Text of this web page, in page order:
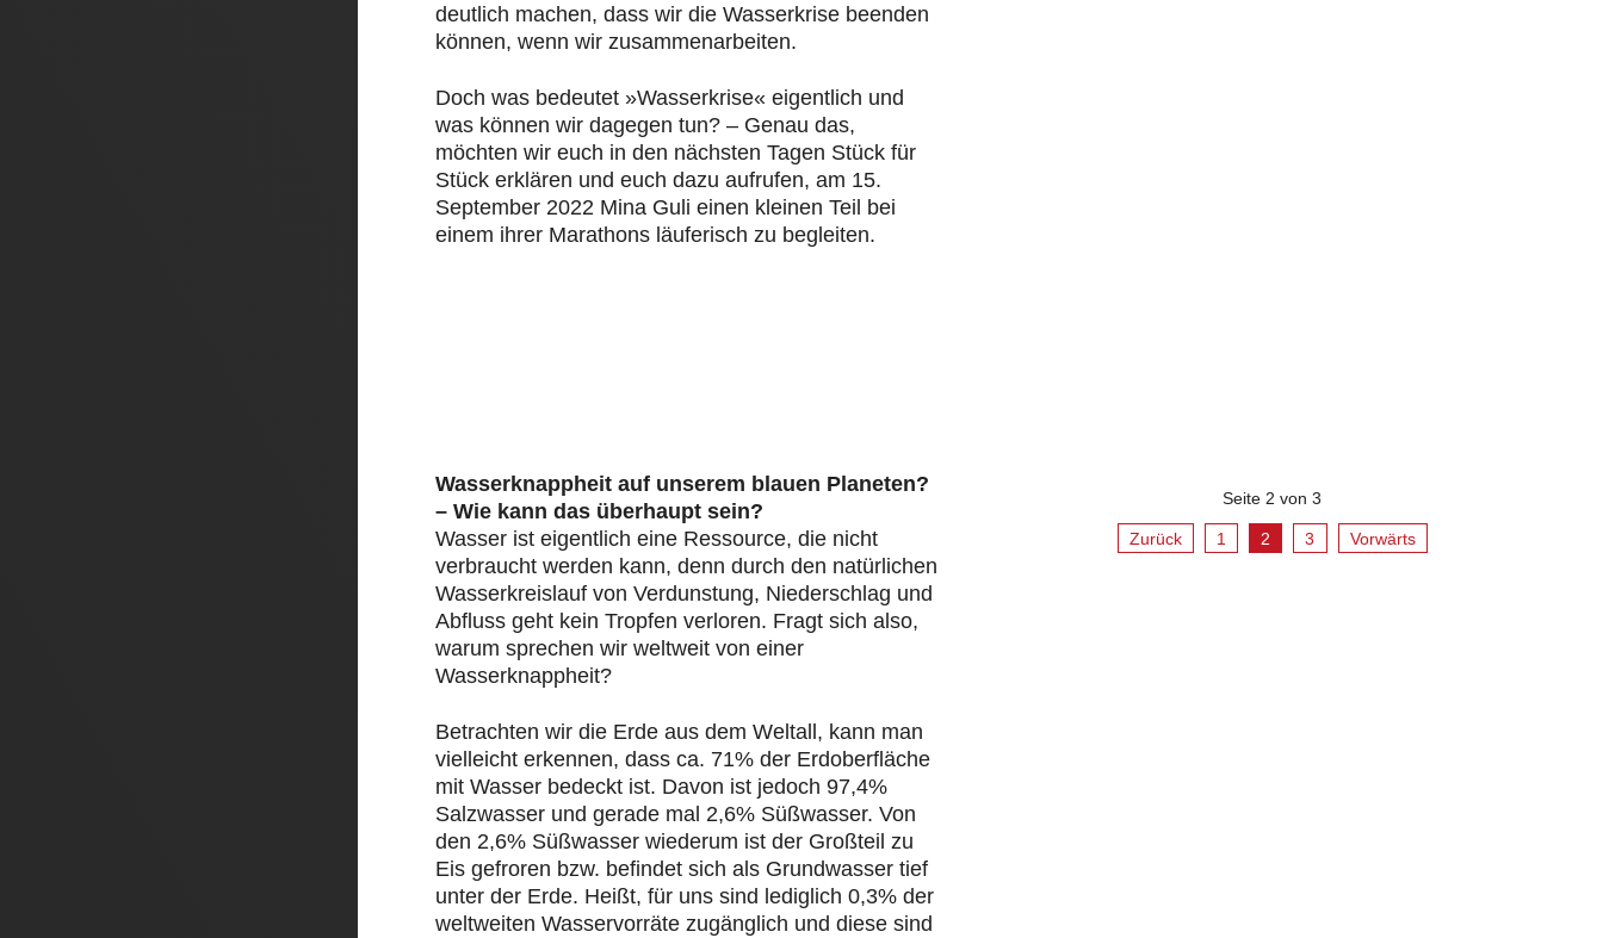
deutlich machen, dass wir die Wasserkrise beenden
können, wenn wir zusammenarbeiten.
Doch was bedeutet »Wasserkrise« eigentlich und
was können wir dagegen tun? – Genau das,
möchten wir euch in den nächsten Tagen Stück für
Stück erklären und euch dazu aufrufen, am 15.
September 2022 Mina Guli einen kleinen Teil bei
einem ihrer Marathons läuferisch zu begleiten.
Wasserknappheit auf unserem blauen Planeten?
– Wie kann das überhaupt sein?
Wasser ist eigentlich eine Ressource, die nicht
verbraucht werden kann, denn durch den natürlichen
Wasserkreislauf von Verdunstung, Niederschlag und
Abfluss geht kein Tropfen verloren. Fragt sich also,
warum sprechen wir weltweit von einer
Wasserknappheit?
Betrachten wir die Erde aus dem Weltall, kann man
vielleicht erkennen, dass ca. 71% der Erdoberfläche
mit Wasser bedeckt ist. Davon ist jedoch 97,4%
Salzwasser und gerade mal 2,6% Süßwasser. Von
den 2,6% Süßwasser wiederum ist der Großteil zu
Eis gefroren bzw. befindet sich als Grundwasser tief
unter der Erde. Heißt, für uns sind lediglich 0,3% der
weltweiten Wasservorräte zugänglich und diese sind
Seite 2 von 3
Zurück 1 2 3 Vorwärts